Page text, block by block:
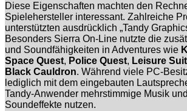
Diese Eigenschaften machten den
Spielehersteller interessant. Zahlreiche
unterstützten ausdrücklich „Tandy
Besonders Sierra On-Line nutzte die
und Soundfähigkeiten in Adventures wie
Space Quest, Police Quest, Leisure
Black Cauldron. Während viele PC-
lediglich mit dem eingebauten
Tandy-Anwender mehrstimmige Musik
Soundeffekte nutzen.